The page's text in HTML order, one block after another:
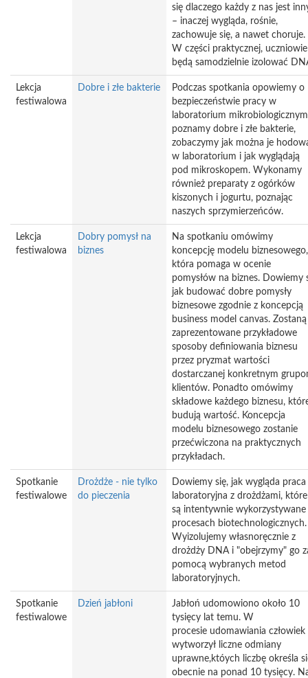
się dlaczego każdy z nas jest
– inaczej wygląda, rośnie,
zachowuje się, a nawet choruje.
W części praktycznej, uczniowie
będą samodzielnie izolować
Lekcja
festiwalowa
Dobre i złe bakterie
Podczas spotkania opowiemy o
bezpieczeństwie pracy w
laboratorium
poznamy dobre i złe bakterie,
zobaczymy jak można je
w laboratorium i jak wyglądają
pod mikroskopem. Wykonamy
również preparaty z ogórków
kiszonych i jogurtu, poznając
naszych sprzymierzeńców.
Lekcja
festiwalowa
Dobry pomysł na
biznes
Na spotkaniu omówimy
koncepcję modelu biznesowego,
która pomaga w ocenie
pomysłów na biznes. Dowiemy
jak budować dobre pomysły
biznesowe zgodnie z koncepcją
business model canvas. Zostaną
zaprezentowane przykładowe
sposoby definiowania biznesu
przez pryzmat wartości
dostarczanej konkretnym
klientów. Ponadto omówimy
składowe każdego biznesu,
budują wartość. Koncepcja
modelu biznesowego zostanie
przećwiczona na praktycznych
przykładach.
Spotkanie
festiwalowe
Drożdże - nie tylko
do pieczenia
Dowiemy się, jak wygląda praca
laboratoryjna z drożdżami, które
są intentywnie
procesach biotechnologicznych.
Wyizolujemy własnoręcznie z
drożdży DNA i "obejrzymy" go
pomocą wybranych metod
laboratoryjnych.
Spotkanie
festiwalowe
Dzień jabłoni
Jabłoń udomowiono około 10
tysięcy lat temu. W
procesie udomawiania człowiek
wytworzył liczne odmiany
uprawne,któych liczbę określa
obecnie na ponad 10 tysięcy.